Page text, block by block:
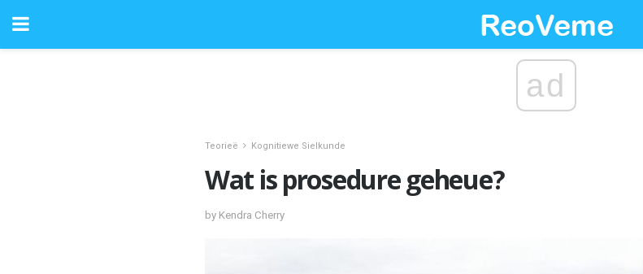
ad
Teorieë Kognitiewe Sielkunde
Wat is prosedure geheue?
by Kendra Cherry